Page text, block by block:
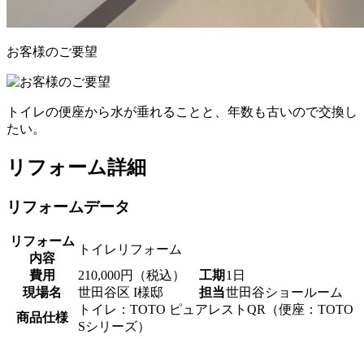
お客様のご要望
トイレの便座から水が垂れることと、年数も古いので交換し
たい。
リフォーム詳細
リフォームデータ
リフォーム
内容
トイレリフォーム
費用
210,000円（税込） 工期 1日
現場名
世田谷区 I様邸 担当世田谷ショールーム
商品仕様
トイレ：TOTO ピュアレストQR（便座：TOTO
Sシリーズ）